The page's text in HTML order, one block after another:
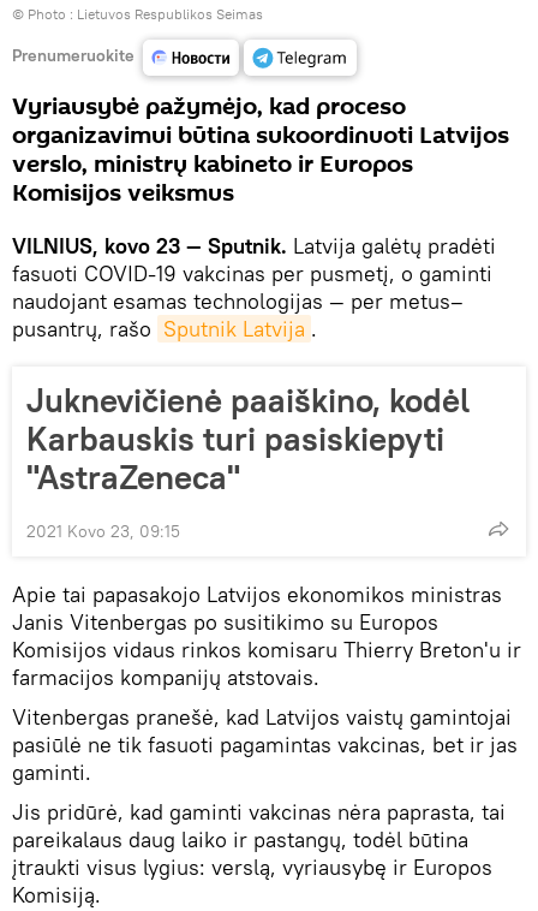
© Photo : Lietuvos Respublikos Seimas
Prenumeruokite
Vyriausybė pažymėjo, kad proceso
organizavimui būtina sukoordinuoti Latvijos
verslo, ministrų kabineto ir Europos
Komisijos veiksmus
VILNIUS, kovo 23 — Sputnik. Latvija galėtų pradėti
fasuoti COVID-19 vakcinas per pusmetį, o gaminti
naudojant esamas technologijas — per metus–
pusantrų, rašo Sputnik Latvija .
Juknevičienė paaiškino, kodėl
Karbauskis turi pasiskiepyti
"AstraZeneca"
2021 Kovo 23, 09:15
Apie tai papasakojo Latvijos ekonomikos ministras
Janis Vitenbergas po susitikimo su Europos
Komisijos vidaus rinkos komisaru Thierry Breton'u ir
farmacijos kompanijų atstovais.
Vitenbergas pranešė, kad Latvijos vaistų gamintojai
pasiūlė ne tik fasuoti pagamintas vakcinas, bet ir jas
gaminti.
Jis pridūrė, kad gaminti vakcinas nėra paprasta, tai
pareikalaus daug laiko ir pastangų, todėl būtina
įtraukti visus lygius: verslą, vyriausybę ir Europos
Komisiją.